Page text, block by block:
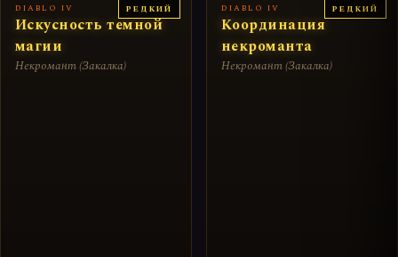
РЕДКИЙ
DIABLO IV
Искусность темной
магии
Некромант (Закалка)
РЕДКИЙ
DIABLO IV
Координация
некроманта
Некромант (Закалка)